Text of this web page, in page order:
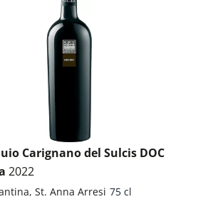
Carignano del Sulcis DOC
2022
St. Anna Arresi 75 cl